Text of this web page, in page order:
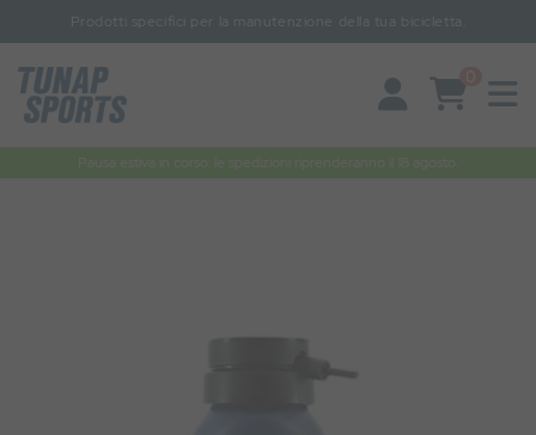
Prodotti specifici per la manutenzione della tua bicicletta.
Pausa estiva in corso: le spedizioni riprenderanno il 18 agosto.